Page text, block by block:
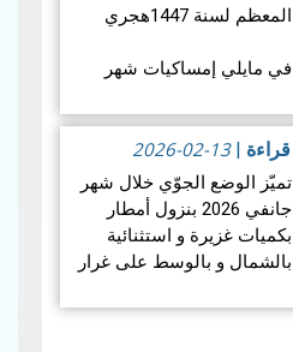
المعظم لسنة 1447هجري
في مايلي إمساكيات شهر
هجري و شملت الإمساكيات
العديد من المدن التونسية
والمناطق المنعزلة جغرافيا.
قراءة |
2026-02-13
تميّز الوضع الجوّي خلال شهر
جانفي 2026 بنزول أمطار
بكميات غزيرة و استثنائية
بالشمال و بالوسط على غرار
جانفي 2026 مما أدى إلى